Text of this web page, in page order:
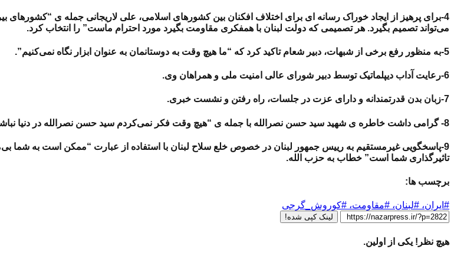
4-برای پرهیز از ایجاد خوراک رسانه ای برای اختلاف افکنان بین کشورهای اسلامی، علی لاریجانی جمله ی
می‌تواند تصمیم بگیرد. هر تصمیمی که دولت لبنان با همفکری مقاومت بگیرد مورد احترام ماست” را انتخاب کرد.
5-به منظور رفع برخی از شبهات، دبیر شعام تاکید کرد که “ما هیچ وقت به دوستانمان به عنوان ابزار نگاه نمی‌کنیم”.
6-رعایت آداب دیپلماتیک توسط دبیر شورای عالی امنیت ملی و همراهان وی.
7-زبان بدن قدرتمندانه و دارای عزت در جلسات، راه رفتن و نشست خبری.
8- گرامی داشت خاطره ی شهید سید حسن نصرالله با جمله ی “هیچ وقت فکر نمی‌کردم سید حسن نصرالله در دنیا نباشد و من باشم”.
9-پاسخگویی غیرمستقیم به رییس جمهور لبنان در خصوص خلع سلاح لبنان با استفاده از عبارت “ممکن است به شما
تاثیرگذاری شما است” خطاب به حزب الله.
برچسب ها:
#ایران، #لبنان، #مقاومت، #کوروش_گرجی
لینک کپی شده!
هیچ نظر! یکی از اولین.